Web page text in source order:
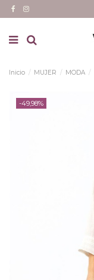
Inicio MUJER MODA
-49,98%